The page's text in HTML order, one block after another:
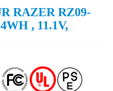
RAZER RZ09-
, 11.1V,